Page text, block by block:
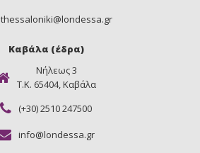
thessaloniki@londessa.gr
Καβάλα (έδρα)
Νήλεως 3
Τ.Κ. 65404, Καβάλα
(+30) 2510 247500
info@londessa.gr